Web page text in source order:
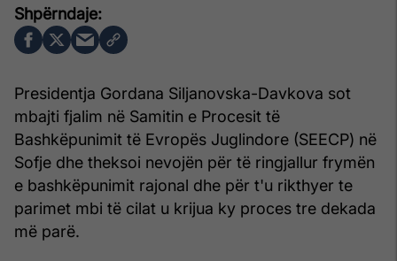
Presidentja Gordana Siljanovska-Davkova sot
mbajti fjalim në Samitin e Procesit të
Bashkëpunimit të Evropës Juglindore (SEECP) në
Sofje dhe theksoi nevojën për të ringjallur frymën
e bashkëpunimit rajonal dhe për t'u rikthyer te
parimet mbi të cilat u krijua ky proces tre dekada
më parë.